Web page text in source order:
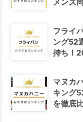
キラ★リズム
WV スキンアップファンデ
ョン
¥1,980
メンズ
フライ
ング52
持ち！
マヌカ
キング
を徹底